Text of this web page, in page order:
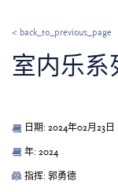
< back_to_previous_page
室内乐系
日期: 2024年02月23日
年: 2024
指挥: 郭勇德